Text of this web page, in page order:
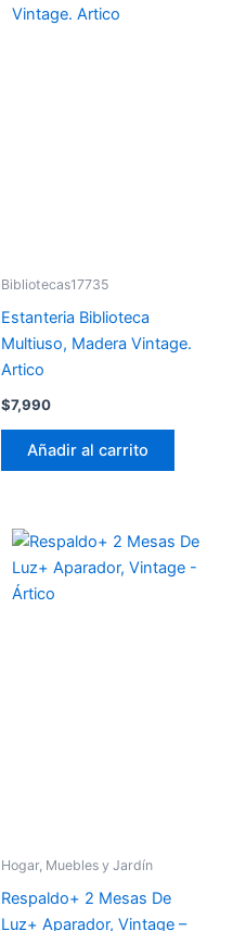
Bibliotecas17735
Estanteria Biblioteca
Multiuso, Madera Vintage.
Artico
$7,990
Añadir al carrito
Hogar, Muebles y Jardín
Respaldo+ 2 Mesas De
Luz+ Aparador, Vintage –